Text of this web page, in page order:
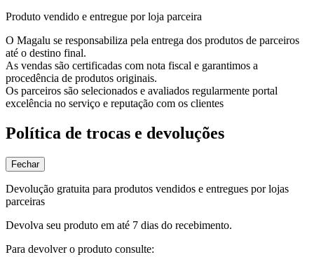
Produto vendido e entregue por loja parceira
O Magalu se responsabiliza pela entrega dos produtos de parceiros
até o destino final.
As vendas são certificadas com nota fiscal e garantimos a
procedência de produtos originais.
Os parceiros são selecionados e avaliados regularmente portal
excelência no serviço e reputação com os clientes
Política de trocas e devoluções
Fechar
Devolução gratuita para produtos vendidos e entregues por lojas
parceiras
Devolva seu produto em até 7 dias do recebimento.
Para devolver o produto consulte: